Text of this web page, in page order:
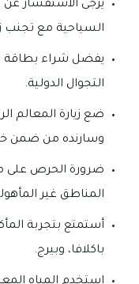
يرجى الاستفسار عن
السياحية مع تجنب
التجوال الدولية.
ضع زيارة المعالم
وسارنده من ضمن
ضرورة الحرص على
المناطق غير
أستمتع بتجربة
باكلافا، وبيرج.
استخدم المياه